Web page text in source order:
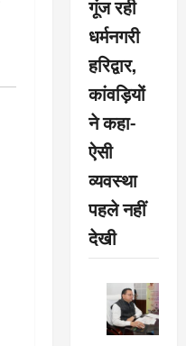
गूंज रही
धर्मनगरी
हरिद्वार,
कांवड़ियों
ने कहा-
ऐसी
व्यवस्था
पहले नहीं
देखी